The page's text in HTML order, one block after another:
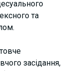
та
засідання,